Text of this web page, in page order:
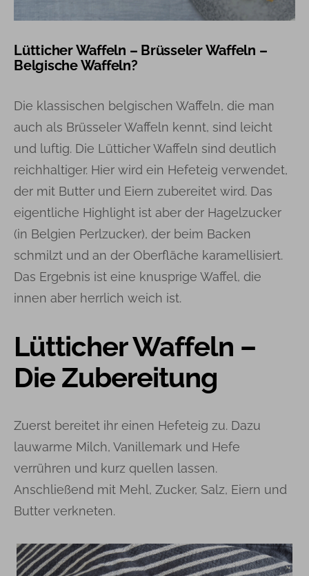
Lütticher Waffeln – Brüsseler Waffeln –
Belgische Waffeln?
Die klassischen belgischen Waffeln, die man
auch als Brüsseler Waffeln kennt, sind leicht
und luftig. Die Lütticher Waffeln sind deutlich
reichhaltiger. Hier wird ein Hefeteig verwendet,
der mit Butter und Eiern zubereitet wird. Das
eigentliche Highlight ist aber der Hagelzucker
(in Belgien Perlzucker), der beim Backen
schmilzt und an der Oberfläche karamellisiert.
Das Ergebnis ist eine knusprige Waffel, die
innen aber herrlich weich ist.
Lütticher Waffeln –
Die Zubereitung
Zuerst bereitet ihr einen Hefeteig zu. Dazu
lauwarme Milch, Vanillemark und Hefe
verrühren und kurz quellen lassen.
Anschließend mit Mehl, Zucker, Salz, Eiern und
Butter verkneten.